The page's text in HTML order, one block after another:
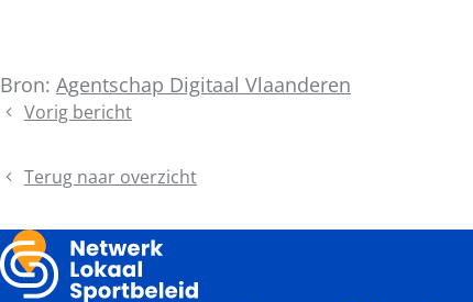
Bron: Agentschap Digitaal Vlaanderen
Vorig bericht
SAVE
DATE
Inspiratiedagen
BOA
Terug naar overzicht